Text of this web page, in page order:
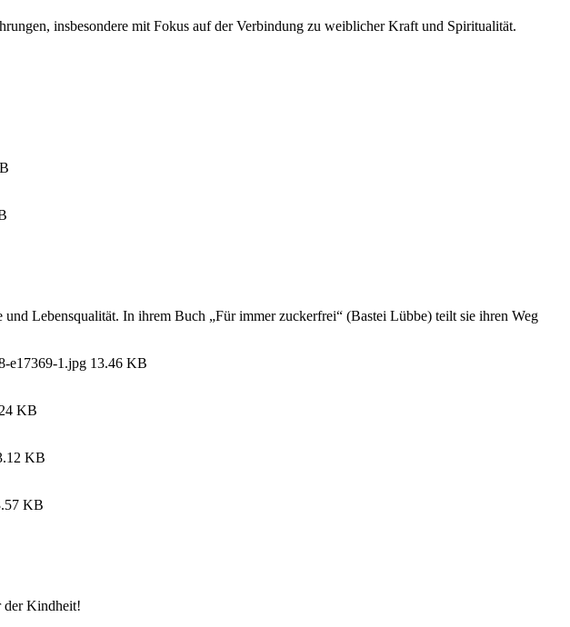
insbesondere mit Fokus auf der Verbindung zu weiblicher Kraft und Spiritualität.
Lebensqualität. In ihrem Buch „Für immer zuckerfrei“ (Bastei Lübbe) teilt sie ihren Weg
e17369-1.jpg 13.46 KB
KB
KB
KB
der Kindheit!